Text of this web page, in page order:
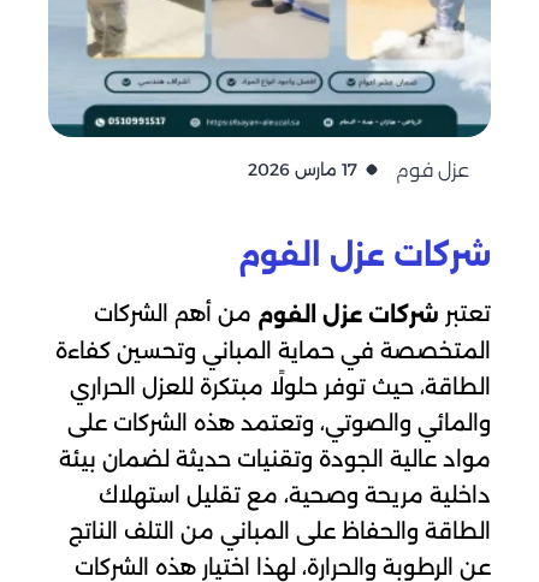
عزل فوم 17 مارس 2026
شركات عزل الفوم
تعتبر شركات عزل الفوم من أهم الشركات
المتخصصة في حماية المباني وتحسين كفاءة
الطاقة، حيث توفر حلولًا مبتكرة للعزل الحراري
والمائي والصوتي، وتعتمد هذه الشركات على
مواد عالية الجودة وتقنيات حديثة لضمان بيئة
داخلية مريحة وصحية، مع تقليل استهلاك
الطاقة والحفاظ على المباني من التلف الناتج
عن الرطوبة والحرارة، لهذا اختيار هذه الشركات